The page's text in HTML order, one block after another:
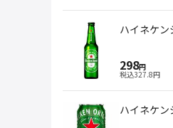
ハイネケ
298円
税込327.8円
ハイネケ